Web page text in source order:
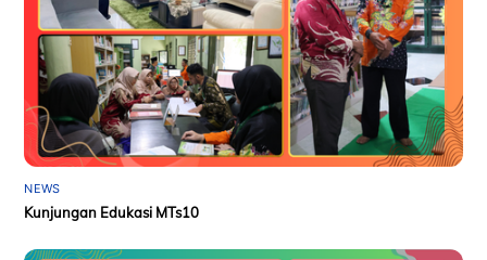
NEWS
Kunjungan Edukasi MTs10